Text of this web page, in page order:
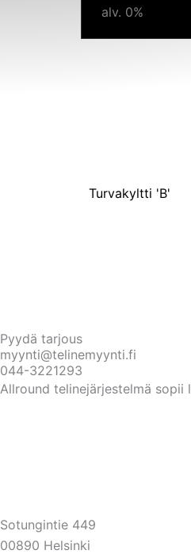
alv. 0%
Turvakyltti 'B'
Pyydä tarjous
myynti@telinemyynti.fi
044-3221293
Allround telinejärjestelmä sopii
Sotungintie 449
00890 Helsinki